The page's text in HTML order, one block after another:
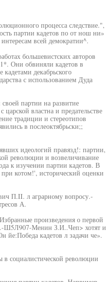
процесса следствие.",
партии кадетов по от нош ни»
всей демократии^.
большевистских авторов
Они обвиняли кадетов в
декабрьского
с использованием Дуда
партии на развитие
властна и предательстве
традиции и стереотипов
в послеоктябрьски;;
идеологий правязд!: партии,
революции и возвеличивание
к изучении партии кадетов. В
при котом!', исторический оценки
П.II. л аграрному вопросу.-
А.
произведения о первой
Ш5Л907-Менин З.И..Чеп> хотят и
йе:Победа кадетов л задачи че».
в социалистической революции